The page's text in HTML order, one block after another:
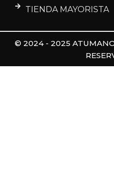
TIENDA MAYORISTA
© 2024 - 2025